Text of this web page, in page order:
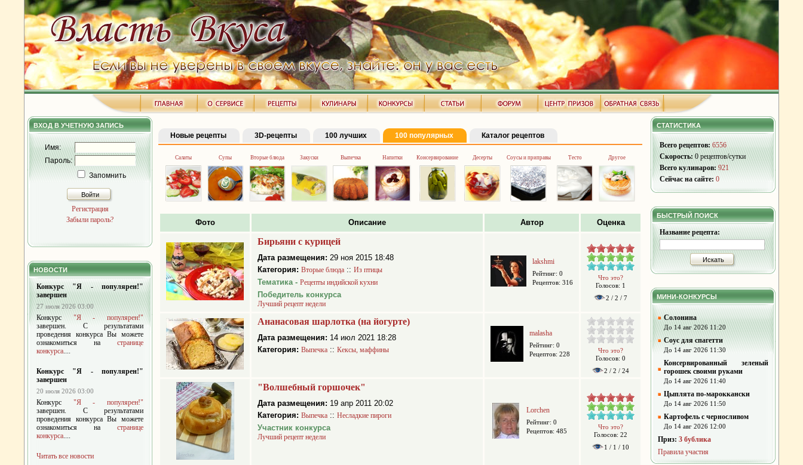
ВХОД В УЧЕТНУЮ ЗАПИСЬ
Имя:
Пароль:
Запомнить
Войти
Регистрация
Забыли пароль?
НОВОСТИ
Конкурс "Я - популярен!"
завершен
27 июля 2026 03:00
Конкурс"Я - популярен!"
завершен. С результатами
проведения конкурса Вы можете
ознакомиться на странице
конкурса....
Конкурс "Я - популярен!"
завершен
20 июля 2026 03:00
Конкурс "Я - популярен!"
завершен. С результатами
проведения конкурса Вы можете
ознакомиться на странице
конкурса....
Читать все новости
Новые рецепты 3D-рецепты 100 лучших 100 популярных Каталог рецептов
Салаты Супы Вторые блюда Закуски Выпечка Напитки Консервирование Десерты Соусы и приправы Тесто Другое
Фото Описание Автор Оценка
Бирьяни с курицей
Дата размещения: 29 ноя 2015 18:48
Категория: Вторые блюда :: Из птицы
Тематика - Рецепты индийской кухни
Победитель конкурса
Лучший рецепт недели
lakshmi
Рейтинг: 0
Рецептов: 316
Что это?
Голосов: 1
2 / 2 / 7
Ананасовая шарлотка (на йогурте)
Дата размещения: 14 июл 2021 18:28
Категория: Выпечка :: Кексы, маффины
malasha
Рейтинг: 0
Рецептов: 228
Что это?
Голосов: 0
2 / 2 / 24
"Волшебный горшочек"
Дата размещения: 19 апр 2011 20:02
Категория: Выпечка :: Несладкие пироги
Участник конкурса
Лучший рецепт недели
Lorchen
Рейтинг: 0
Рецептов: 485
Что это?
Голосов: 22
1 / 1 / 10
СТАТИСТИКА
Всего рецептов: 6556
Скорость:0 рецептов/сутки
Всего кулинаров: 921
Сейчас на сайте: 0
БЫСТРЫЙ ПОИСК
Название рецепта:
Искать
МИНИ-КОНКУРСЫ
Солонина
До 14 авг 2026 11:20
Соус для спагетти
До 14 авг 2026 11:30
Консервированный зеленый
горошек своими руками
До 14 авг 2026 11:40
Цыплята по-мароккански
До 14 авг 2026 11:50
Картофель с черносливом
До 14 авг 2026 12:00
Приз: 3 бублика
Правила участия